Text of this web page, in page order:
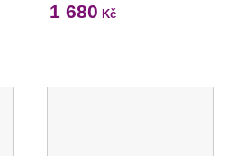
1 680 Kč